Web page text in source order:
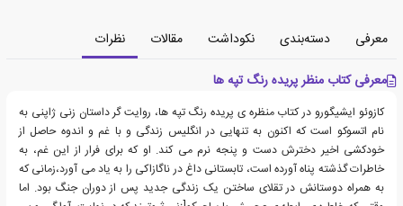
معرفی دسته‌بندی نکوداشت مقالات
نظرات
معرفی کتاب منظر پریده رنگ تپه ها
کازوئو ایشیگورو در کتاب منظره ی پریده رنگ تپه ها، روایت گر داستان زنی ژاپنی به
نام اتسوکو است که اکنون به تنهایی در انگلیس زندگی و با غم و اندوه حاصل از
خودکشی اخیر دخترش دست و پنجه نرم می کند. او که برای فرار از این غم، به
خاطرات گذشته پناه آورده است، تابستانی داغ در ناگازاکی را به یاد می آورد،زمانی که
به همراه دوستانش در تقلای ساختن یک زندگی جدید پس از دوران جنگ بود. اما